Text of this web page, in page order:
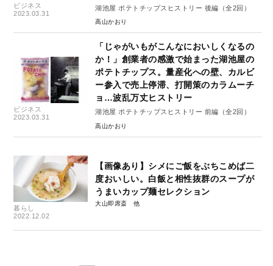
ビジネス
2023.03.31
湖池屋 ポテトチップスヒストリー 後編（全2回）
高山かおり
ビジネス
2023.03.31
「じゃがいもがこんなにおいしくなるの
か！」創業者の感激で始まった湖池屋の
ポテトチップス。量産化への壁、カルビ
ー参入で売上停滞、打開策のカラムーチ
ョ…波乱万丈ヒストリー
湖池屋 ポテトチップスヒストリー 前編（全2回）
高山かおり
暮らし
2022.12.02
【画像あり】シメにご飯をぶちこめば二
度おいしい。白飯と相性抜群のスープが
うまいカップ麺セレクション
大山即席斎